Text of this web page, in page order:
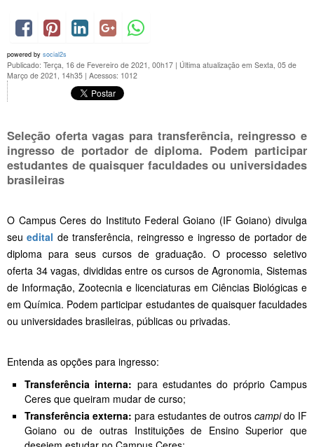
powered by social2s
Publicado: Terça, 16 de Fevereiro de 2021, 00h17 | Última atualização em Sexta, 05 de
Março de 2021, 14h35 | Acessos: 1012
Seleção oferta vagas para transferência, reingresso e
ingresso de portador de diploma. Podem participar
estudantes de quaisquer faculdades ou universidades
brasileiras
O Campus Ceres do Instituto Federal Goiano (IF Goiano) divulga
seuedital de transferência, reingresso e ingresso de portador de
diploma para seus cursos de graduação. O processo seletivo
oferta 34 vagas, divididas entre os cursos de Agronomia, Sistemas
de Informação, Zootecnia e licenciaturas em Ciências Biológicas e
em Química. Podem participar estudantes de quaisquer faculdades
ou universidades brasileiras, públicas ou privadas.
Entenda as opções para ingresso:
Transferência interna: para estudantes do próprio Campus
Ceres que queiram mudar de curso;
Transferência externa: para estudantes de outros campido IF
Goiano ou de outras Instituições de Ensino Superior que